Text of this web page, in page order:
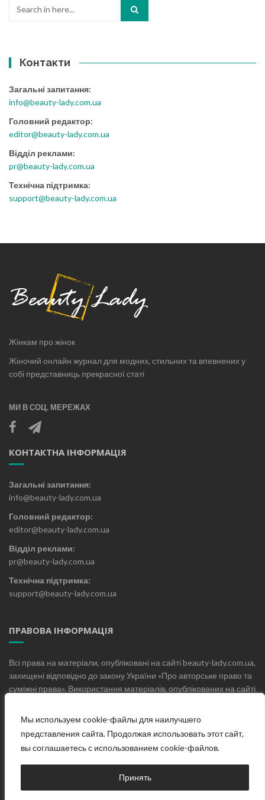
Мы используем cookie-файлы для наилучшего
представления сайта. Продолжая использовать этот сайт,
вы соглашаетесь с использованием cookie-файлов.
Принять
Контакти
Загальні запитання:
info@beauty-lady.com.ua
Головний редактор:
editor@beauty-lady.com.ua
Відділ реклами:
pr@beauty-lady.com.ua
Технічна підтримка:
support@beauty-lady.com.ua
Жінкам про жінок
Жіночий онлайн журнал для модних, стильних та впевнених у
собі представниць прекрасної статі
МИ В СОЦ. МЕРЕЖАХ
КОНТАКТНА ІНФОРМАЦІЯ
Загальні запитання:
info@beauty-lady.com.ua
Головний редактор:
editor@beauty-lady.com.ua
Відділ реклами:
pr@beauty-lady.com.ua
Технічна підтримка:
support@beauty-lady.com.ua
ПРАВОВА ІНФОРМАЦІЯ
Всі права на матеріали, опубліковані на сайті beauty-lady.com.ua,
захищені відповідно до закону України «Про авторське право та
суміжні права». Використання матеріалів, опублікованих на сайті
допускається.
Головна Про проект Блог
Контакти
© Жіночий онлайн журнал «Beauty Lady», 2019-2025